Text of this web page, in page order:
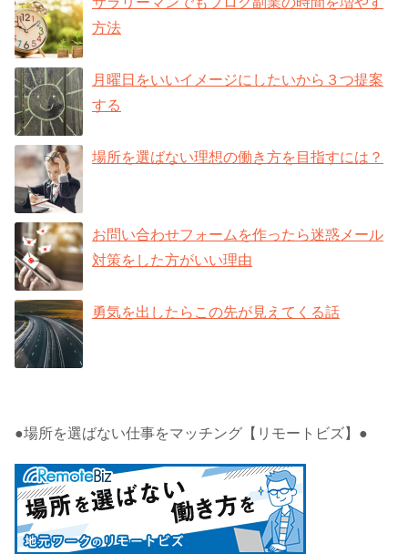
方法
月曜日をいいイメージにしたいから３つ提案
する
場所を選ばない理想の働き方を目指すには？
お問い合わせフォームを作ったら迷惑メール
対策をした方がいい理由
勇気を出したらこの先が見えてくる話
●場所を選ばない仕事をマッチング【リモートビズ】●